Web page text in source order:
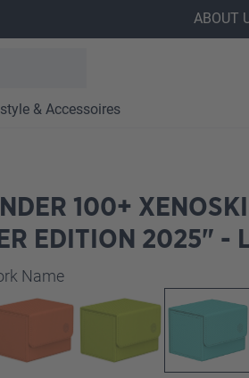
ABOUT
& Accessoires
100+
EDITION 2025" -
Nameauswählen